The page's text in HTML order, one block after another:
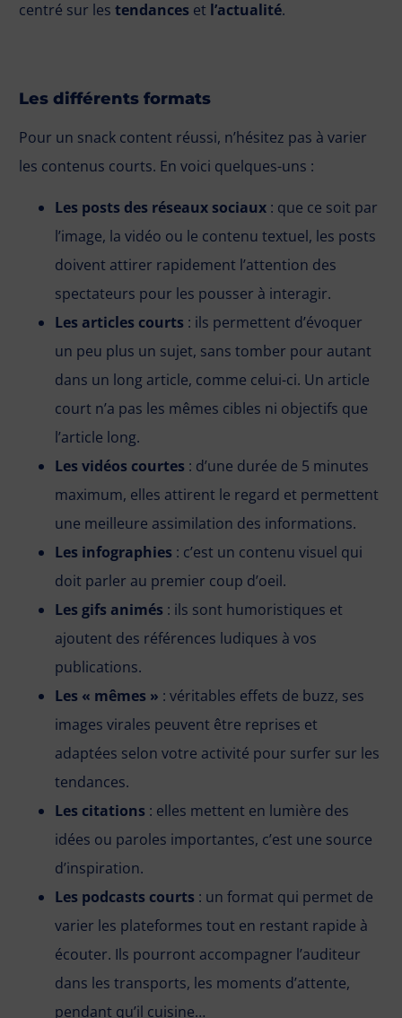
centré sur les tendances et l’actualité.
Les différents formats
Pour un snack content réussi, n’hésitez pas à varier
les contenus courts. En voici quelques-uns :
Les posts des réseaux sociaux : que ce soit par
l’image, la vidéo ou le contenu textuel, les posts
doivent attirer rapidement l’attention des
spectateurs pour les pousser à interagir.
Les articles courts : ils permettent d’évoquer
un peu plus un sujet, sans tomber pour autant
dans un long article, comme celui-ci. Un article
court n’a pas les mêmes cibles ni objectifs que
l’article long.
Les vidéos courtes : d’une durée de 5 minutes
maximum, elles attirent le regard et permettent
une meilleure assimilation des informations.
Les infographies : c’est un contenu visuel qui
doit parler au premier coup d’oeil.
Les gifs animés : ils sont humoristiques et
ajoutent des références ludiques à vos
publications.
Les « mêmes » : véritables effets de buzz, ses
images virales peuvent être reprises et
adaptées selon votre activité pour surfer sur les
tendances.
Les citations : elles mettent en lumière des
idées ou paroles importantes, c’est une source
d’inspiration.
Les podcasts courts : un format qui permet de
varier les plateformes tout en restant rapide à
écouter. Ils pourront accompagner l’auditeur
dans les transports, les moments d’attente,
pendant qu’il cuisine…